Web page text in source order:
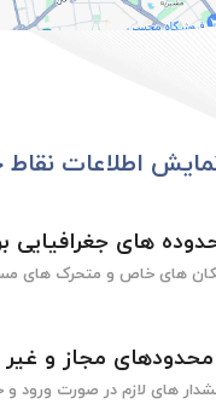
اطلاعات
های جغرافیایی
های خاص و متحرک های
مجاز و
های لازم در صورت ورود و